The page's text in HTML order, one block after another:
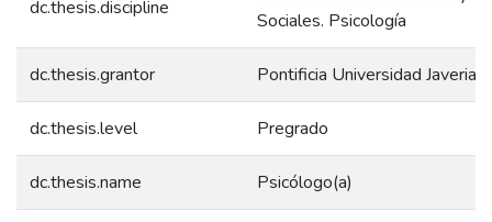
dc.thesis.discipline
Sociales. Psicología
dc.thesis.grantor Pontificia Universidad
dc.thesis.level Pregrado
dc.thesis.name Psicólogo(a)